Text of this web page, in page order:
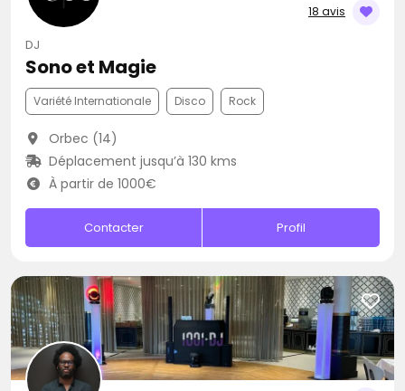
18 avis
DJ
Sono et Magie
Variété Internationale Disco Rock
Orbec (14)
Déplacement jusqu’à 130 kms
À partir de 1000€
Contacter Profil